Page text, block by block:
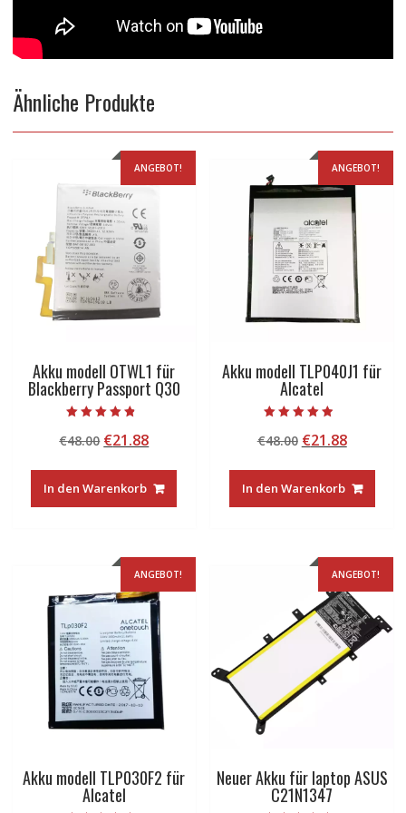
Ähnliche Produkte
ANGEBOT!
Akku modell OTWL1 für
Blackberry Passport Q30
4.50
von 5
€48.00 Ursprünglicher
war:
€48.00
€21.88Aktueller
ist:
€21.88.
In den Warenkorb
ANGEBOT!
Akku modell TLP040J1 für
Alcatel
4.50
von 5
€48.00 Ursprünglicher
war:
€48.00
€21.88
ist:
€21.88.
In den Warenkorb
ANGEBOT!
Akku modell TLP030F2 für
Alcatel
ANGEBOT!
Neuer Akku für laptop ASUS
C21N1347